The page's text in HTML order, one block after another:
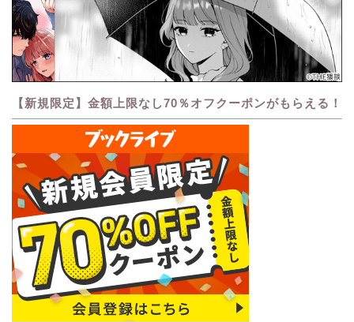
【新規限定】金額上限なし70％オフクーポンがもらえる！